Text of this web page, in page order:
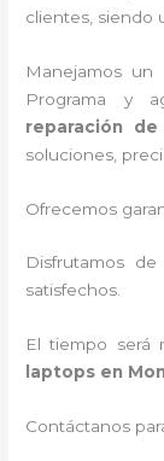
clientes, siendo
Manejamos un
Programa y
reparación
soluciones,
Ofrecemos
Disfrutamos
satisfechos.
El tiempo será
laptops en
Contáctanos